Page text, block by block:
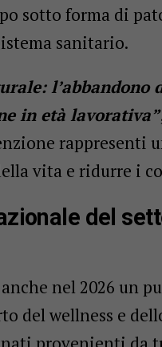
sotto forma di
sanitario.
l’abbandono
in età lavorativa”
rappresenti
vita e ridurre i
del
nel 2026 un
del wellness e